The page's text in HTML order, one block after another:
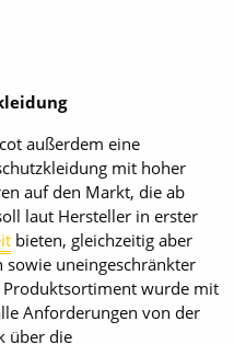
außerdem eine
mit hoher
auf den Markt, die ab
laut Hersteller in erster
bieten, gleichzeitig aber
uneingeschränkter
Produktsortiment wurde mit
Anforderungen von der
über die